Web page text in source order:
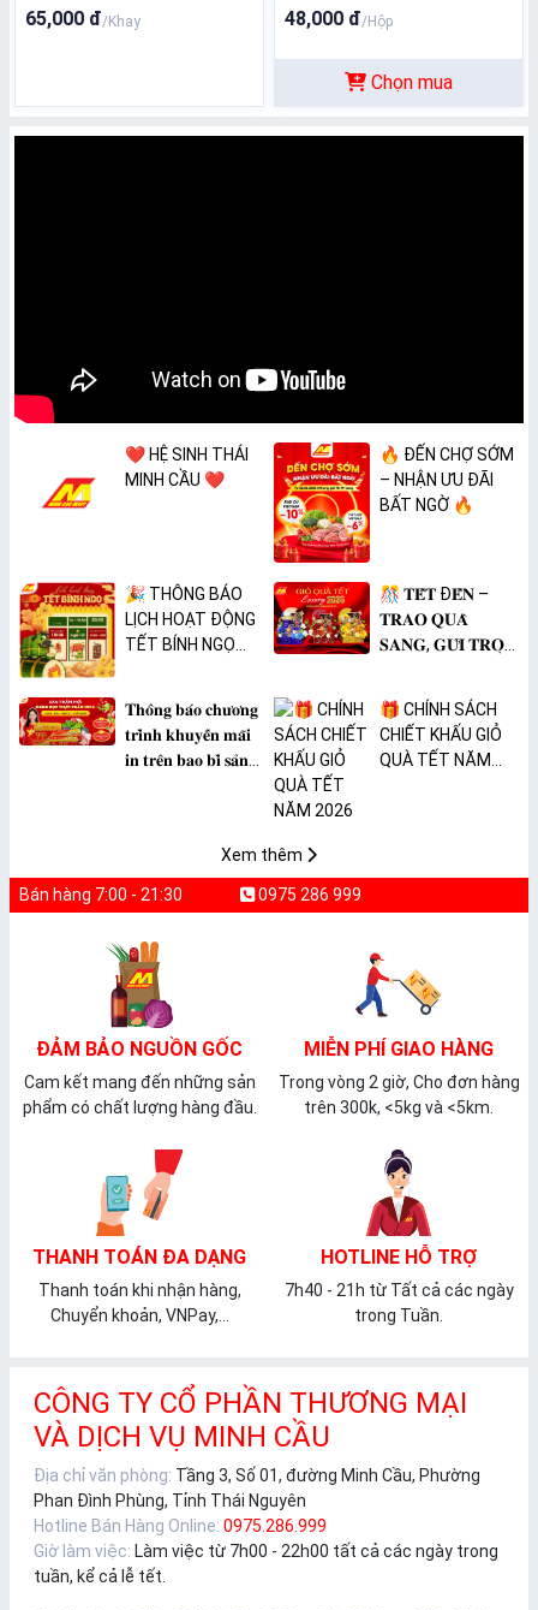
65,000 đ/Khay 48,000 đ/Hộp
Chọn mua
❤️ HỆ SINH THÁI
MINH CẦU ❤️
🔥 ĐẾN CHỢ SỚM
– NHẬN ƯU ĐÃI
BẤT NGỜ 🔥
🎉 THÔNG BÁO
LỊCH HOẠT ĐỘNG
TẾT BÍNH NGỌ
🎊 𝐓𝐄̂́𝐓 Đ𝐄̂́𝐍 –
𝐓𝐑𝐀𝐎 𝐐𝐔𝐀̀
𝐒𝐀𝐍𝐆, 𝐆𝐔̛̉𝐈 𝐓𝐑𝐎̣𝐍
𝐓𝐡𝐨̂𝐧𝐠 𝐛𝐚́𝐨 𝐜𝐡𝐮̛𝐨̛𝐧𝐠
𝐭𝐫𝐢̀𝐧𝐡 𝐤𝐡𝐮𝐲𝐞̂́𝐧 𝐦𝐚̃𝐢
𝐢𝐧 𝐭𝐫𝐞̂𝐧 𝐛𝐚𝐨 𝐛𝐢̀ 𝐬𝐚̉𝐧
🎁 CHÍNH SÁCH
CHIẾT KHẤU GIỎ
QUÀ TẾT NĂM
Xem thêm
Bán hàng 7:00 - 21:30 0975 286 999
ĐẢM BẢO NGUỒN GỐC
Cam kết mang đến những sản
phẩm có chất lượng hàng đầu.
MIỄN PHÍ GIAO HÀNG
Trong vòng 2 giờ, Cho đơn hàng
trên 300k, <5kg và <5km.
THANH TOÁN ĐA DẠNG
Thanh toán khi nhận hàng,
Chuyển khoản, VNPay,...
HOTLINE HỖ TRỢ
7h40 - 21h từ Tất cả các ngày
trong Tuần.
CÔNG TY CỔ PHẦN THƯƠNG MẠI
VÀ DỊCH VỤ MINH CẦU
Địa chỉ văn phòng: Tầng 3, Số 01, đường Minh Cầu, Phường
Phan Đình Phùng, Tỉnh Thái Nguyên
Hotline Bán Hàng Online: 0975.286.999
Giờ làm việc: Làm việc từ 7h00 - 22h00 tất cả các ngày trong
tuần, kể cả lễ tết.